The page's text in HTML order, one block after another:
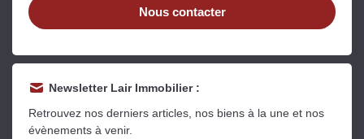
Nous contacter
Newsletter Lair Immobilier :
Retrouvez nos derniers articles, nos biens à la une et nos
évènements à venir.